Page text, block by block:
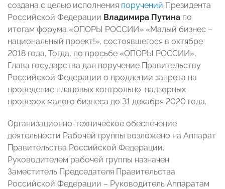
создана с целью исполнения поручений Президента
Российской Федерации Владимира Путина по
итогам форума «ОПОРЫ РОССИИ» «Малый бизнес –
национальный проект!», состоявшегося в октябре
2018 года. Тогда, по просьбе «ОПОРЫ РОССИИ»,
Глава государства дал поручение Правительству
Российской Федерации о продлении запрета на
проведение плановых контрольно-надзорных
проверок малого бизнеса до 31 декабря 2020 года.
Организационно-техническое обеспечение
деятельности Рабочей группы возложено на Аппарат
Правительства Российской Федерации.
Руководителем рабочей группы назначен
Заместитель Председателя Правительства
Российской Федерации – Руководитель Аппаратам